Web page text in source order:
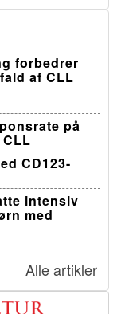
forbedrer
af CLL
på
CD123-
intensiv
med
Alle artikler